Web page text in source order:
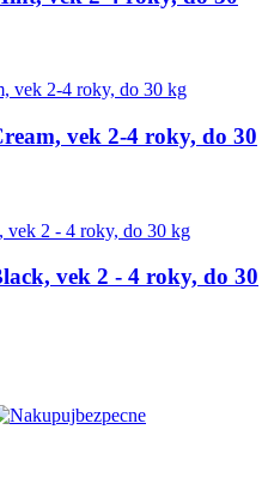
vek 2-4 roky, do 30
vek 2 - 4 roky, do 30